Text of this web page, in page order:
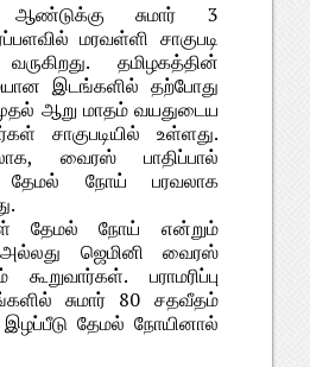
ஆண்டுக்கு சுமார் 3
மரவள்ளி சாகுபடி
தமிழகத்தின்
இடங்களில் தற்போது
ஆறு மாதம் வயதுடைய
சாகுபடியில் உள்ளது.
வைரஸ் பாதிப்பால்
தேமல் நோய் பரவலாக
தேமல் நோய் என்றும்
அல்லது ஜெமினி வைரஸ்
பராமரிப்பு
சுமார் 80 சதவீதம்
தேமல் நோயினால்